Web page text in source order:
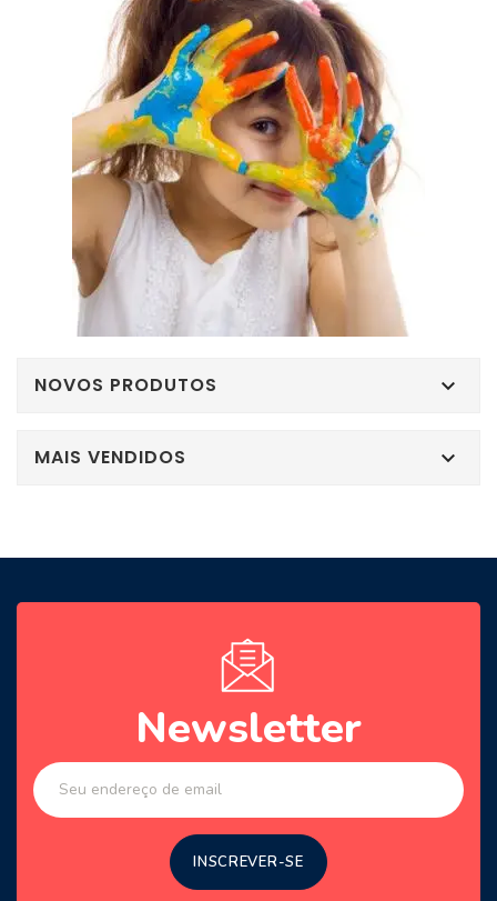
NOVOS PRODUTOS 
MAIS VENDIDOS 
Newsletter